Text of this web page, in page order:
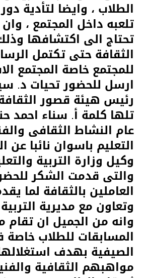
الطلاب ، وايضا لتأدية
تلعبه داخل المجتمع ،
تحتاج الى اكتشافها
الثقافة حتى تكتمل
للمجتمع خاصة المجتمع
ارسل للحضور تحيات د.
رئيس هيئة قصور
تلها كلمة أ. سناء احمد
عام النشاط الثقافى
التعليم باسوان نائبا عن
وكيل وزارة التربية
والتى قدمت الشكر
العاملين بالثقافة لما
وتعاون مع مديرية
وانه من الجميل ان
المسابقات للطلاب خاصة
الصيفية بهدف
مواهبهم الثقافية